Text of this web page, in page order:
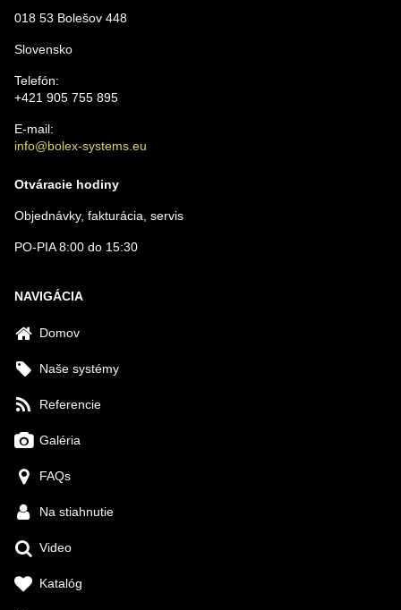
VÁŠ E-MAIL
VAŠA OTÁZKA K PRODUKTU
018 53 Bolešov 448
Slovensko
Telefón:
+421 905 755 895
E-mail:
info@bolex-systems.eu
Otváracie hodiny
Objednávky, fakturácia, servis
PO-PIA 8:00 do 15:30
NAVIGÁCIA
Domov
Naše systémy
Referencie
Galéria
FAQs
Na stiahnutie
Video
Katalóg